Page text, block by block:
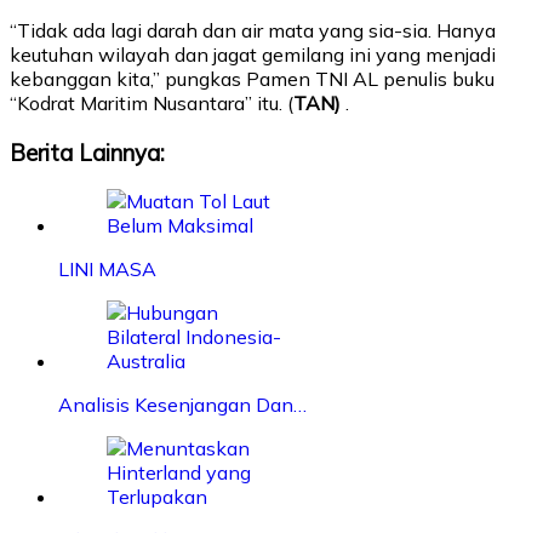
“Tidak ada lagi darah dan air mata yang sia-sia. Hanya
keutuhan wilayah dan jagat gemilang ini yang menjadi
kebanggan kita,” pungkas Pamen TNI AL penulis buku
“Kodrat Maritim Nusantara” itu. (TAN)
Berita Lainnya:
LINI MASA
Analisis Kesenjangan Dan…